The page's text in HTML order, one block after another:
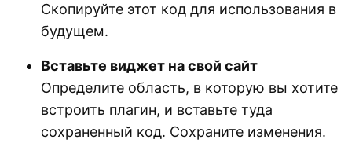
Скопируйте этот код для использования в
будущем.
Вставьте виджет на свой сайт
Определите область, в которую вы хотите
встроить плагин, и вставьте туда
сохраненный код. Сохраните изменения.